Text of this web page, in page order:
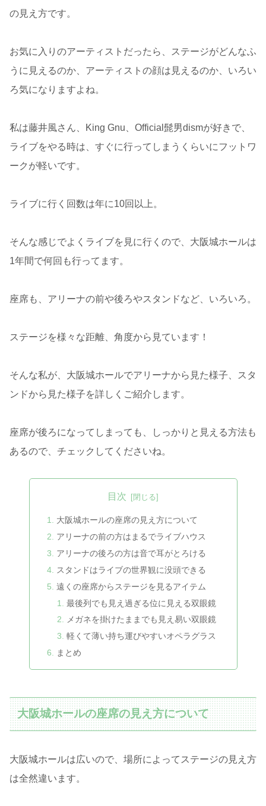
の見え方です。
お気に入りのアーティストだったら、ステージがどんなふ
うに見えるのか、アーティストの顔は見えるのか、いろい
ろ気になりますよね。
私は藤井風さん、King Gnu、Official髭男dismが好きで、
ライブをやる時は、すぐに行ってしまうくらいにフットワ
ークが軽いです。
ライブに行く回数は年に10回以上。
そんな感じでよくライブを見に行くので、大阪城ホールは
1年間で何回も行ってます。
座席も、アリーナの前や後ろやスタンドなど、いろいろ。
ステージを様々な距離、角度から見ています！
そんな私が、大阪城ホールでアリーナから見た様子、スタ
ンドから見た様子を詳しくご紹介します。
座席が後ろになってしまっても、しっかりと見える方法も
あるので、チェックしてくださいね。
目次
大阪城ホールの座席の見え方について
アリーナの前の方はまるでライブハウス
アリーナの後ろの方は音で耳がとろける
スタンドはライブの世界観に没頭できる
遠くの座席からステージを見るアイテム
最後列でも見え過ぎる位に見える双眼鏡
メガネを掛けたままでも見え易い双眼鏡
軽くて薄い持ち運びやすいオペラグラス
まとめ
大阪城ホールの座席の見え方について
大阪城ホールは広いので、場所によってステージの見え方
は全然違います。